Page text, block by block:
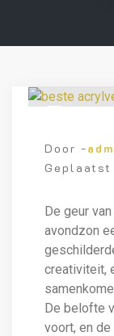
Door -
Geplaatst
De geur
avondzon
creativiteit,
De belofte
voort, en